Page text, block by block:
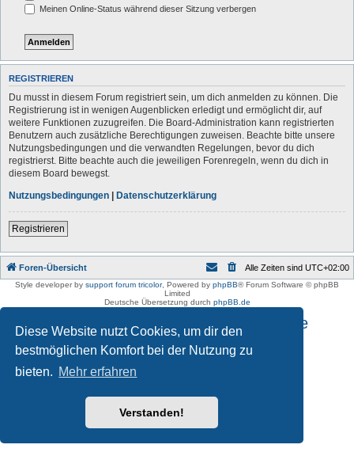
Diese Website nutzt Cookies, um dir den
bestmöglichen Komfort bei der Nutzung zu
bieten. Mehr erfahren
Verstanden!
Meinen Online-Status während dieser Sitzung verbergen
REGISTRIEREN
Du musst in diesem Forum registriert sein, um dich anmelden zu können. Die
Registrierung ist in wenigen Augenblicken erledigt und ermöglicht dir, auf
weitere Funktionen zuzugreifen. Die Board-Administration kann registrierten
Benutzern auch zusätzliche Berechtigungen zuweisen. Beachte bitte unsere
Nutzungsbedingungen und die verwandten Regelungen, bevor du dich
registrierst. Bitte beachte auch die jeweiligen Forenregeln, wenn du dich in
diesem Board bewegst.
Nutzungsbedingungen | Datenschutzerklärung
Registrieren
Foren-Übersicht Alle Zeiten sind UTC+02:00
Style developer by support forum tricolor, Powered by phpBB® Forum Software © phpBB
Limited
Deutsche Übersetzung durch phpBB.de
Impressum und Datenschutzhinweise